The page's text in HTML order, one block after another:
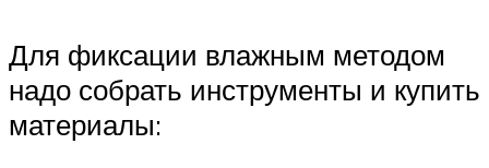
Для фиксации влажным методом
надо собрать инструменты и купить
материалы: